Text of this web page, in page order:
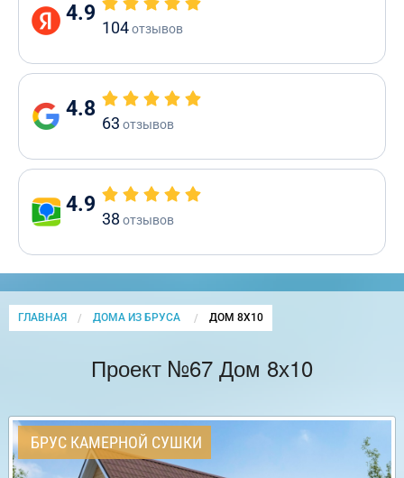
4.9
104отзывов
4.8
63 отзывов
4.9
38 отзывов
ГЛАВНАЯ ДОМА ИЗ БРУСА CURRENT:
ДОМ 8Х10
Проект №67 Дом 8х10
БРУС КАМЕРНОЙ СУШКИ